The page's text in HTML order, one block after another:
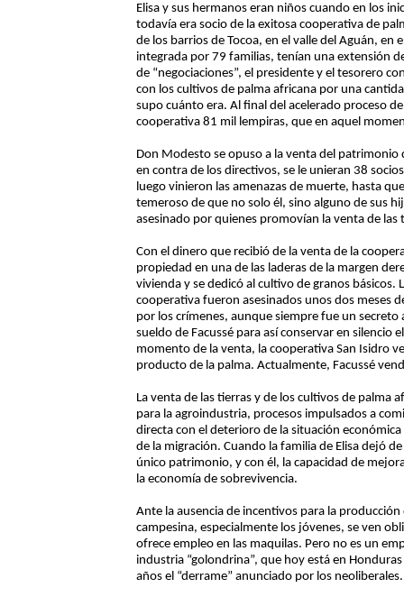
Elisa y sus hermanos eran niños cuando en los
todavía era socio de la exitosa cooperativa de
de los barrios de Tocoa, en el valle del Aguán,
integrada por 79 familias, tenían una extensión
de “negociaciones”, el presidente y el tesorero
con los cultivos de palma africana por una
supo cuánto era. Al final del acelerado proceso
cooperativa 81 mil lempiras, que en aquel
Don Modesto se opuso a la venta del patrimonio
en contra de los directivos, se le unieran 38
luego vinieron las amenazas de muerte, hasta
temeroso de que no solo él, sino alguno de sus
asesinado por quienes promovían la venta de las
Con el dinero que recibió de la venta de la
propiedad en una de las laderas de la margen
vivienda y se dedicó al cultivo de granos
cooperativa fueron asesinados unos dos meses
por los crímenes, aunque siempre fue un
sueldo de Facussé para así conservar en silencio
momento de la venta, la cooperativa San Isidro
producto de la palma. Actualmente, Facussé
La venta de las tierras y de los cultivos de palma
para la agroindustria, procesos impulsados a
directa con el deterioro de la situación
de la migración. Cuando la familia de Elisa dejó
único patrimonio, y con él, la capacidad de
la economía de sobrevivencia.
Ante la ausencia de incentivos para la
campesina, especialmente los jóvenes, se ven
ofrece empleo en las maquilas. Pero no es un
industria “golondrina”, que hoy está en
años el “derrame” anunciado por los neoliberales.